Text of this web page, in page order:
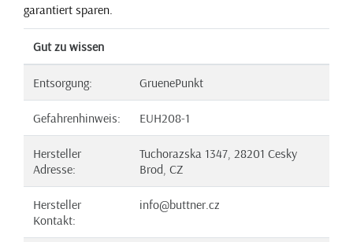
garantiert sparen.
Gut zu wissen
Entsorgung: GruenePunkt
Gefahrenhinweis: EUH208-1
Hersteller
Adresse:
Tuchorazska 1347, 28201 Cesky
Brod, CZ
Hersteller
Kontakt:
info@buttner.cz